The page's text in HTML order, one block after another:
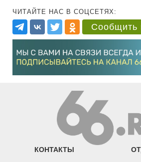
ЧИТАЙТЕ НАС В СОЦСЕТЯХ:
Сообщить
КОНТАКТЫ